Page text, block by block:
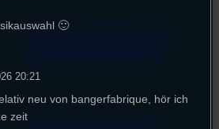
🙂
20:21
neu von bangerfabrique, hör ich
zeit